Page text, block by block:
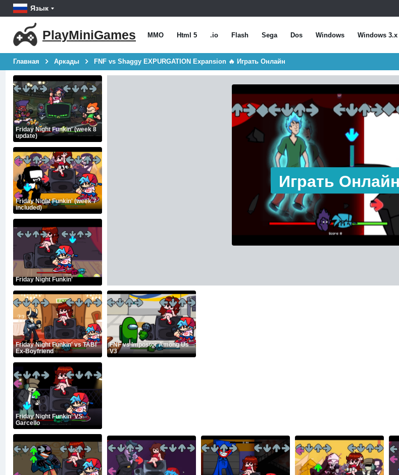
Язык
PlayMiniGames MMO Html 5 .io Flash Sega Dos Windows Windows 3.x
Главная Аркады FNF vs Shaggy EXPURGATION Expansion 🔥 Играть Онлайн
Friday Night Funkin' (week 8
update)
Friday Night Funkin' (week 7
included)
Friday Night Funkin'
Friday Night Funkin' vs TABI
Ex-Boyfriend
Friday Night Funkin' VS
Garcello
Играть Онлайн
FNF vs Impostor Among Us
V3